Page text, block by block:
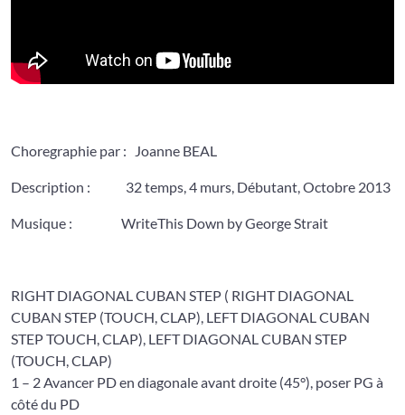
Choregraphie par : Joanne BEAL
Description : 32 temps, 4 murs, Débutant, Octobre 2013
Musique : WriteThis Down by George Strait
RIGHT DIAGONAL CUBAN STEP ( RIGHT DIAGONAL
CUBAN STEP (TOUCH, CLAP), LEFT DIAGONAL CUBAN
STEP TOUCH, CLAP), LEFT DIAGONAL CUBAN STEP
(TOUCH, CLAP)
1 – 2 Avancer PD en diagonale avant droite (45°), poser PG à
côté du PD